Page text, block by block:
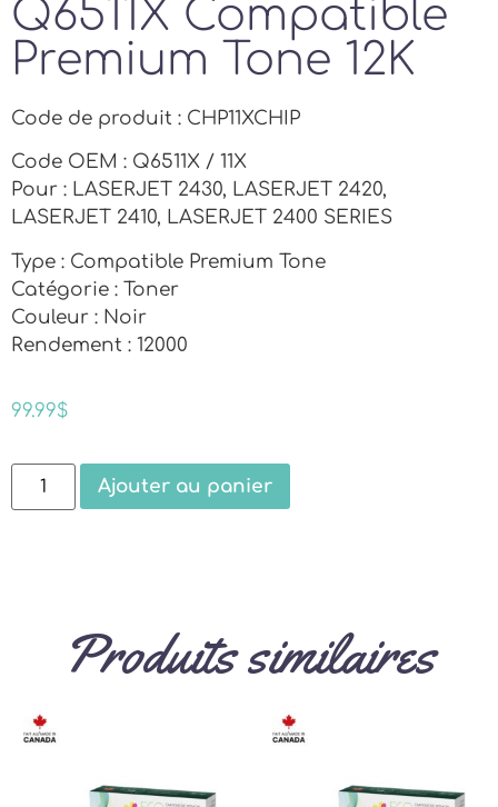
Q6511X Compatible
Premium Tone 12K
Code de produit : CHP11XCHIP
Code OEM : Q6511X / 11X
Pour : LASERJET 2430, LASERJET 2420,
LASERJET 2410, LASERJET 2400 SERIES
Type : Compatible Premium Tone
Catégorie : Toner
Couleur : Noir
Rendement : 12000
99.99$
Ajouter au panier
Produits similaires